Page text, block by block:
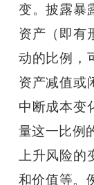
变。披露暴
资产（即有
动的比例，
资产减值或
中断成本变
量这一比例
上升风险
和价值等。